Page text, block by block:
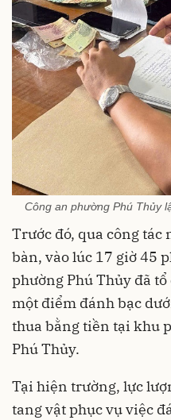
Công an phường Phú Thủy
Trước đó, qua công
bàn, vào lúc 17 giờ 45
phường Phú Thủy đã
một điểm đánh bạc
thua bằng tiền tại khu
Phú Thủy.
Tại hiện trường, lực
tang vật phục vụ việc